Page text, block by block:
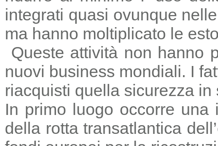
integrati quasi ovunque
ma hanno moltiplicato le
Queste attività non hanno
nuovi business mondiali. I
riacquisti quella sicurezza
In primo luogo occorre
della rotta transatlantica